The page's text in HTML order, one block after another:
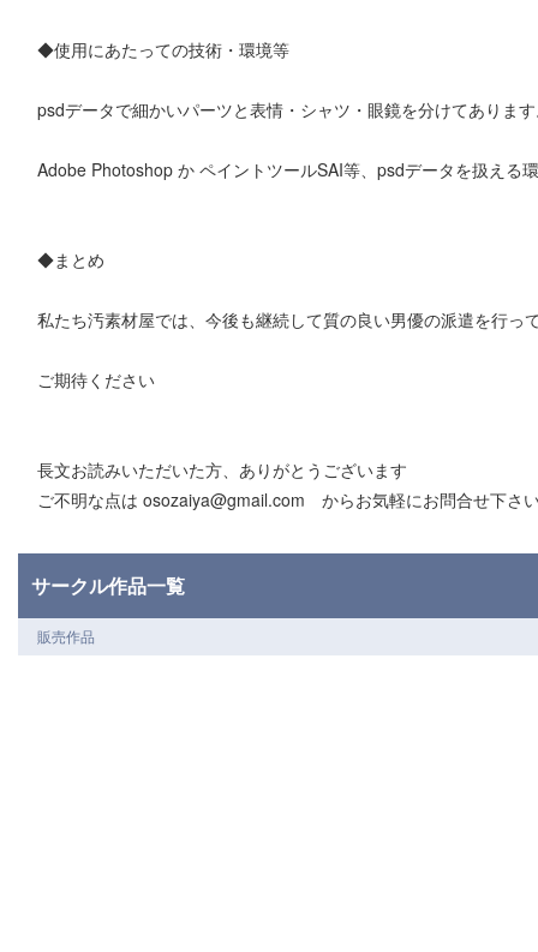
◆使用にあたっての技術・環境等
psdデータで細かいパーツと表情・シャツ・眼鏡を分けてありま
Adobe Photoshop か ペイントツールSAI等、psdデータを扱える
◆まとめ
私たち汚素材屋では、今後も継続して質の良い男優の派遣を行っ
ご期待ください
長文お読みいただいた方、ありがとうございます
ご不明な点は osozaiya@gmail.com からお気軽にお問合せ下さ
サークル作品一覧
販売作品